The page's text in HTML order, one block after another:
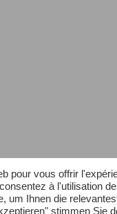
pour vous offrir
à l'utilisation
um Ihnen die
stimmen Sie